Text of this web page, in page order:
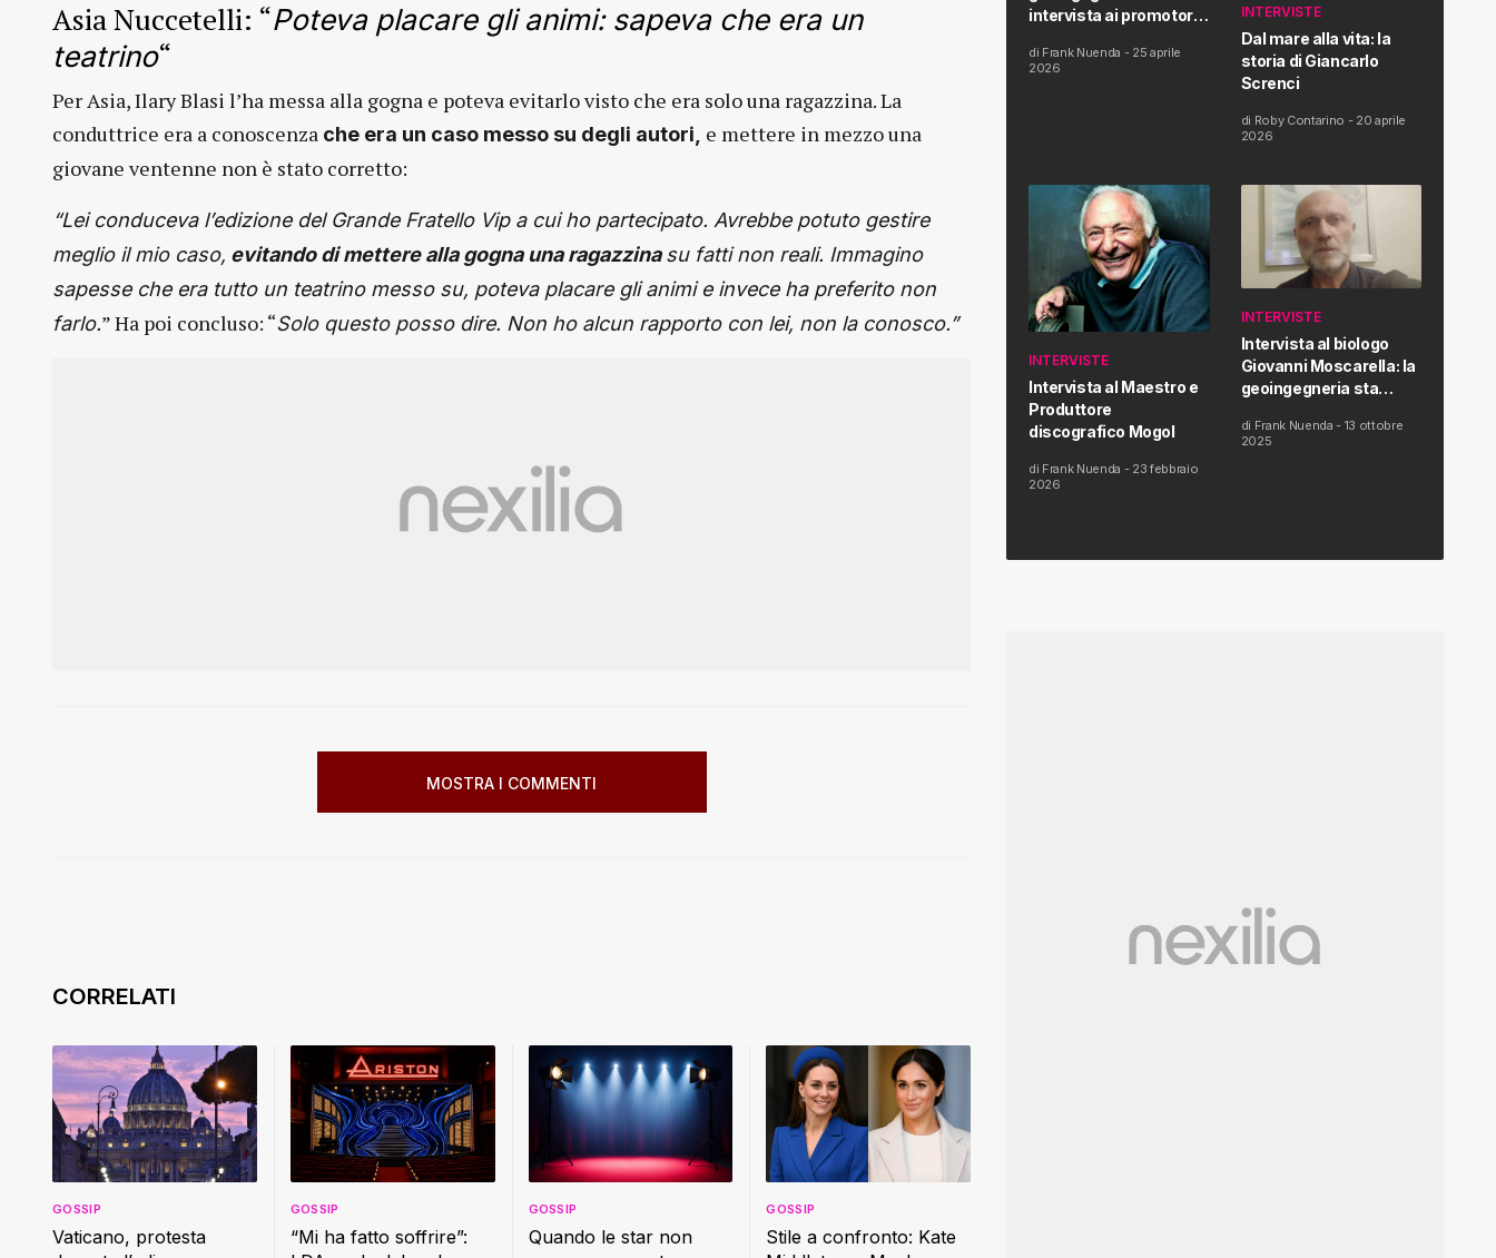
Asia Nuccetelli: “Poteva placare gli animi: sapeva che era un
teatrino“
Per Asia, Ilary Blasi l’ha messa alla gogna e poteva evitarlo visto che era solo una ragazzina. La
conduttrice era a conoscenza che era un caso messo su degli autori, e mettere in mezzo una
giovane ventenne non è stato corretto:
“Lei conduceva l’edizione del Grande Fratello Vip a cui ho partecipato. Avrebbe potuto gestire
meglio il mio caso, evitando di mettere alla gogna una ragazzinasu fatti non reali. Immagino
sapesse che era tutto un teatrino messo su, poteva placare gli animi e invece ha preferito non
farlo.” Ha poi concluso: “Solo questo posso dire. Non ho alcun rapporto con lei, non la conosco.”
MOSTRA I COMMENTI
Vaticano, protesta
GOSSIP
“Mi ha fatto soffrire”:
GOSSIP
Quando le star non
GOSSIP
Stile a confronto: Kate
GOSSIP
intervista ai promotori
Proposta di Legge
di Frank Nuenda - 25 aprile
2026
INTERVISTE
Dal mare alla vita: la
storia di Giancarlo
Screnci
di Roby Contarino - 20 aprile
2026
INTERVISTE
Intervista al Maestro e
Produttore
discografico Mogol
di Frank Nuenda - 23 febbraio
2026
INTERVISTE
Intervista al biologo
Giovanni Moscarella: la
geoingegneria sta
salute dell’uomo
di Frank Nuenda - 13 ottobre
2025